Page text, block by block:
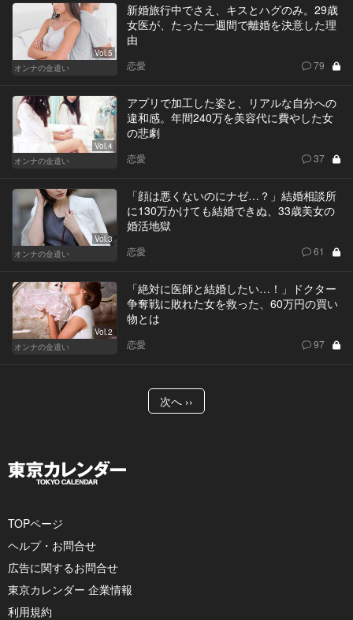
Vol.5
オンナの金遣い
新婚旅行中でさえ、キスとハグのみ。29歳
女医が、たった一週間で離婚を決意した理
由
恋愛 79
Vol.4
オンナの金遣い
アプリで加工した姿と、リアルな自分への
違和感。年間240万を美容代に費やした女
の悲劇
恋愛 37
Vol.3
オンナの金遣い
「顔は悪くないのにナゼ…？」結婚相談所
に130万かけても結婚できぬ、33歳美女の
婚活地獄
恋愛 61
Vol.2
オンナの金遣い
「絶対に医師と結婚したい…！」ドクター
争奪戦に敗れた女を救った、60万円の買い
物とは
恋愛 97
次へ ››
TOPページ
ヘルプ・お問合せ
広告に関するお問合せ
東京カレンダー 企業情報
利用規約